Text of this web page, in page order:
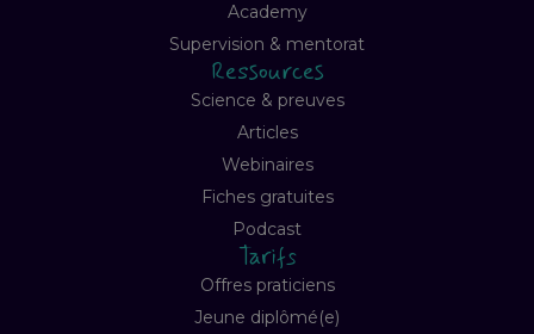
Academy
Supervision & mentorat
Ressources
Science & preuves
Articles
Webinaires
Fiches gratuites
Podcast
Tarifs
Offres praticiens
Jeune diplômé(e)